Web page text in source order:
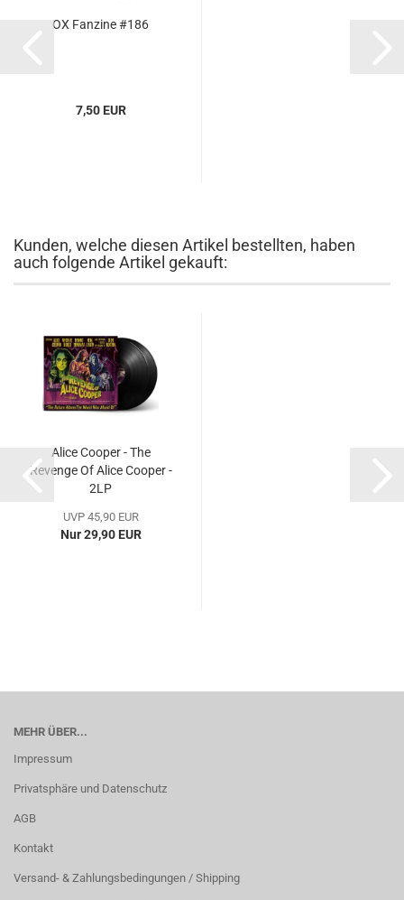
OX Fanzine #186
7,50 EUR
Kunden, welche diesen Artikel bestellten, haben
auch folgende Artikel gekauft:
Alice Cooper - The
Revenge Of Alice Cooper -
2LP
UVP 45,90 EUR
Nur 29,90 EUR
MEHR ÜBER...
Impressum
Privatsphäre und Datenschutz
AGB
Kontakt
Versand- & Zahlungsbedingungen / Shipping